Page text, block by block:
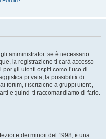
amministratori se è necessario
la registrazione ti darà accesso
gli utenti ospiti come l’uso di
privata, la possibilità di
forum, l’iscrizione a gruppi utenti,
e quindi ti raccomandiamo di farlo.
dei minori del 1998, è una